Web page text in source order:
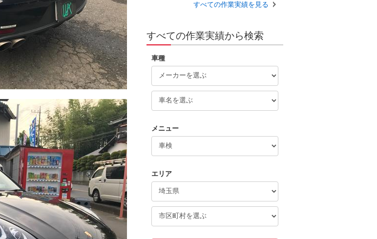
すべての作業実績を見る
すべての作業実績から検索
車種
メニュー
エリア